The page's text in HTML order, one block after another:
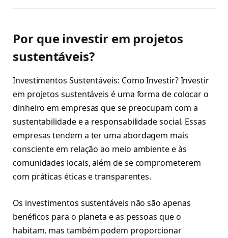
Por que investir em projetos
sustentáveis?
Investimentos Sustentáveis: Como Investir? Investir
em projetos sustentáveis ​​é uma forma de colocar o
dinheiro em empresas que se preocupam com a
sustentabilidade e a responsabilidade social. Essas
empresas tendem a ter uma abordagem mais
consciente em relação ao meio ambiente e às
comunidades locais, além de se comprometerem
com práticas éticas e transparentes.
Os investimentos sustentáveis não são apenas
benéficos para o planeta e as pessoas que o
habitam, mas também podem proporcionar